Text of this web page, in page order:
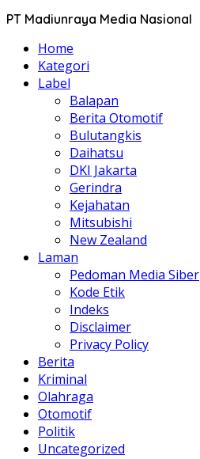
PT Madiunraya Media Nasional
Home
Kategori
Label
Balapan
Berita Otomotif
Bulutangkis
Daihatsu
DKI Jakarta
Gerindra
Kejahatan
Mitsubishi
New Zealand
Laman
Pedoman Media Siber
Kode Etik
Indeks
Disclaimer
Privacy Policy
Berita
Kriminal
Olahraga
Otomotif
Politik
Uncategorized